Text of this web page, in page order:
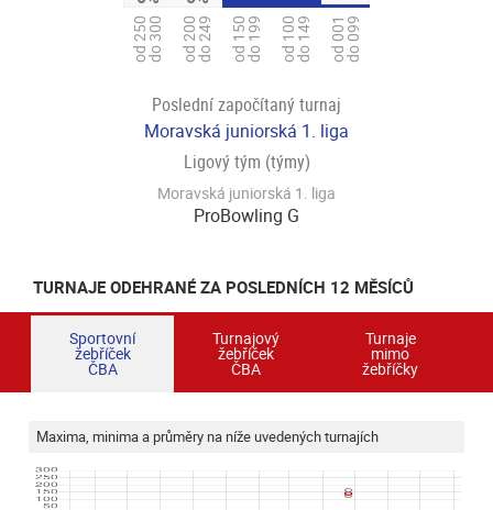
od 250do 300 od 200do 249 od 150do 199 od 100do 149 od 001do 099
Poslední započítaný turnaj
Moravská juniorská 1. liga
Ligový tým (týmy)
Moravská juniorská 1. liga
ProBowling G
TURNAJE ODEHRANÉ ZA POSLEDNÍCH 12 MĚSÍCŮ
Sportovní
žebříček
ČBA
Turnajový
žebříček
ČBA
Turnaje
mimo
žebříčky
Maxima, minima a průměry na níže uvedených turnajích